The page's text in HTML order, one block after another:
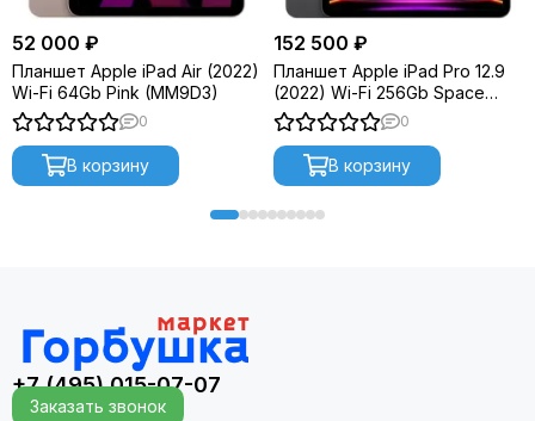
52 000 ₽
Планшет Apple iPad Air (2022)
Wi-Fi 64Gb Pink (MM9D3)
0
В корзину
152 500 ₽
Планшет Apple iPad Pro 12.9
(2022) Wi-Fi 256Gb Space
Gray (MNXR3)
0
В корзину
+7 (495) 015-07-07
Заказать звонок